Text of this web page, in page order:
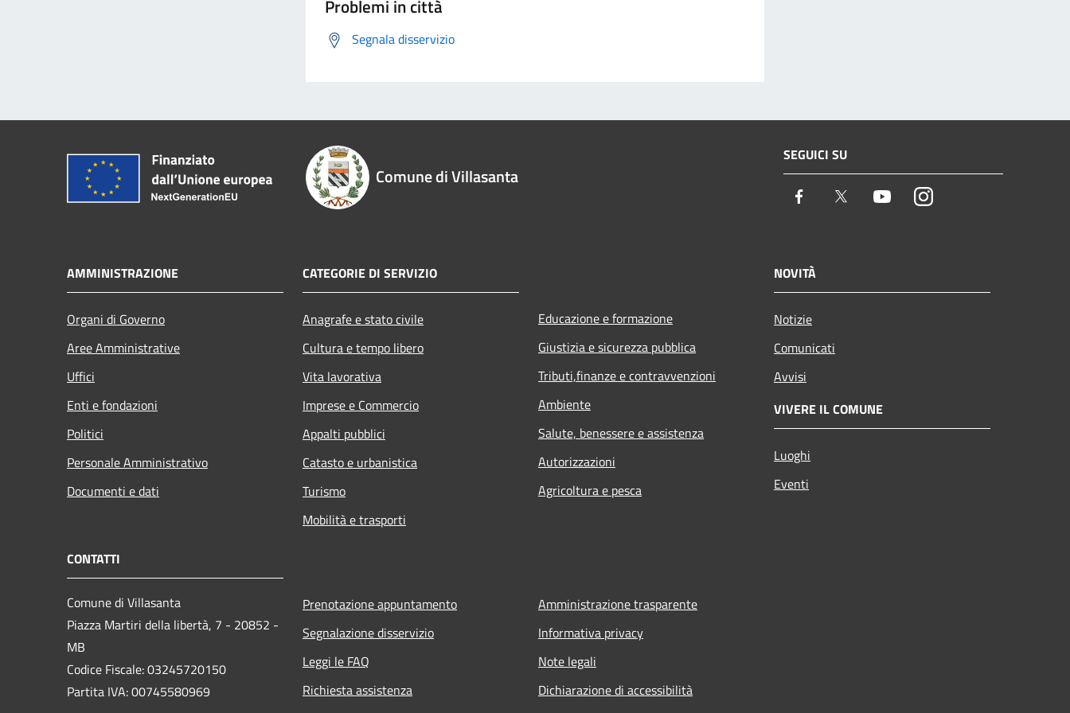
Problemi in città
Segnala disservizio
Comune di Villasanta
SEGUICI SU
Facebook Twitter YoutubeInstagram
AMMINISTRAZIONE
Organi di Governo
Aree Amministrative
Uffici
Enti e fondazioni
Politici
Personale Amministrativo
Documenti e dati
CATEGORIE DI SERVIZIO
Anagrafe e stato civile
Cultura e tempo libero
Vita lavorativa
Imprese e Commercio
Appalti pubblici
Catasto e urbanistica
Turismo
Mobilità e trasporti
Educazione e formazione
Giustizia e sicurezza pubblica
Tributi,finanze e contravvenzioni
Ambiente
Salute, benessere e assistenza
Autorizzazioni
Agricoltura e pesca
NOVITÀ
Notizie
Comunicati
Avvisi
VIVERE IL COMUNE
Luoghi
Eventi
CONTATTI
Comune di Villasanta
Piazza Martiri della libertà, 7 - 20852 -
MB
Codice Fiscale: 03245720150
Partita IVA: 00745580969
Prenotazione appuntamento
Segnalazione disservizio
Leggi le FAQ
Richiesta assistenza
Amministrazione trasparente
Informativa privacy
Note legali
Dichiarazione di accessibilità